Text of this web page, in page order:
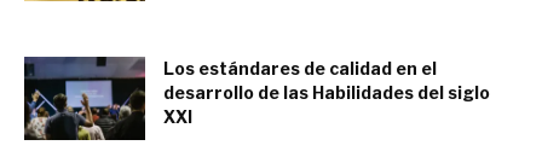
Los estándares de calidad en el
desarrollo de las Habilidades del siglo
XXI